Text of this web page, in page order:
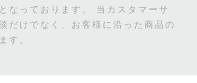
なっております。
当カスタマーサ
だけでなく、お客様に沿った商品の
す。